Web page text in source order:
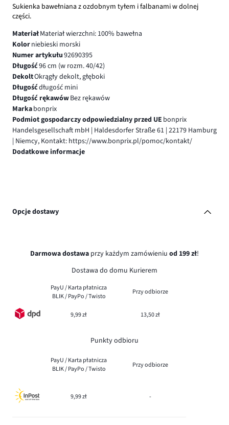
Sukienka bawełniana z ozdobnym tyłem i falbanami w dolnej
części.
MateriałMateriał wierzchni: 100% bawełna
Kolorniebieski morski
Numer artykułu92690395
Długość96 cm (w rozm. 40/42)
DekoltOkrągły dekolt, głęboki
Długośćdługość mini
Długość rękawówBez rękawów
Markabonprix
Podmiot gospodarczy odpowiedzialny przed UE bonprix
Handelsgesellschaft mbH | Haldesdorfer Straße 61 | 22179 Hamburg
| Niemcy, Kontakt: https://www.bonprix.pl/pomoc/kontakt/
Dodatkowe informacje
Opcje dostawy
Darmowa dostawa przy każdym zamówieniu od 199 zł!
Dostawa do domu Kurierem
PayU / Karta płatnicza
BLIK / PayPo / Twisto
Przy odbiorze
9,99 zł 13,50 zł
Punkty odbioru
PayU / Karta płatnicza
BLIK / PayPo / Twisto
Przy odbiorze
9,99 zł -